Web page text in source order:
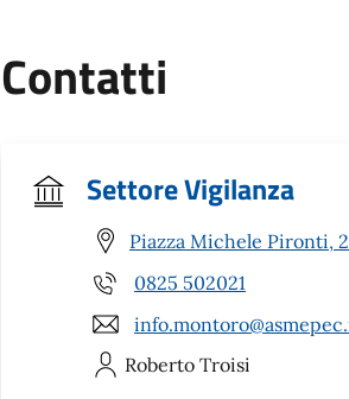
Contatti
Settore Vigilanza
Piazza Michele Pironti,
0825 502021
Roberto Troisi